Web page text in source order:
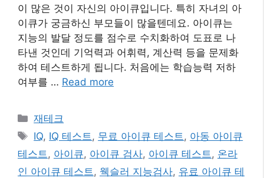
이 많은 것이 자신의 아이큐입니다. 특히 자녀의 아
이큐가 궁금하신 부모들이 많을텐데요. 아이큐는
지능의 발달 정도를 점수로 수치화하여 도표로 나
타낸 것인데 기억력과 어휘력, 계산력 등을 문제화
하여 테스트하게 됩니다. 처음에는 학습능력 저하
여부를 … Read more
카
테
리
재테크
태
그
IQ, IQ 테스트 , 무료 아이큐 테스트 , 아동 아이큐
테스트 , 아이큐, 아이큐 검사, 아이큐 테스트 , 온라
인 아이큐 테스트 , 웩슬러 지능검사, 유료 아이큐 테